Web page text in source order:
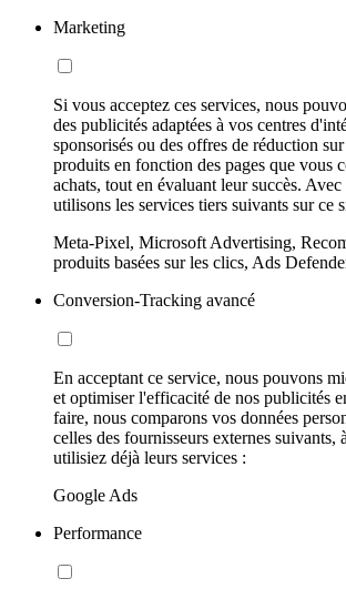
Marketing
Si vous acceptez ces services, nous
des publicités adaptées à vos centres
sponsorisés ou des offres de réduction
produits en fonction des pages que vous
achats, tout en évaluant leur succès.
utilisons les services tiers suivants sur ce
Meta-Pixel, Microsoft Advertising,
produits basées sur les clics, Ads
Conversion-Tracking avancé
En acceptant ce service, nous pouvons
et optimiser l'efficacité de nos publicités
faire, nous comparons vos données
celles des fournisseurs externes suivants,
utilisiez déjà leurs services :
Google Ads
Performance